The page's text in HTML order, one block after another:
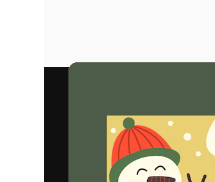
視頻
引導你創作出最佳作品的
100萬訂閱者，涵蓋創意
和工作室。